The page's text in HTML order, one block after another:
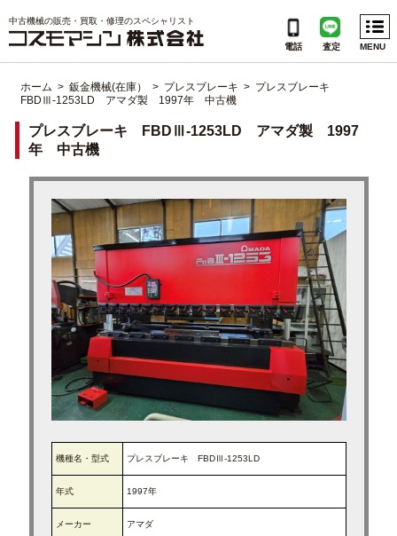
Menu
CATEGORIES
個人情報保護方針
サイトマップ
よくある質問
求人募集
ブログ
中古機械の販売・買取・修理のスペシャリスト
電話 査定
ホーム > 鈑金機械(在庫） > プレスブレーキ > プレスブレーキ
FBDⅢ-1253LD アマダ製 1997年 中古機
プレスブレーキ FBDⅢ-1253LD アマダ製 1997
年 中古機
機種名・型式 プレスブレーキ FBDⅢ-1253LD
年式 1997年
メーカー アマダ
MENU